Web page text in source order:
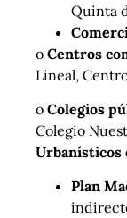
Quinta
o Centros
Lineal,
o Colegios
Colegio
Urbanísticos
Plan